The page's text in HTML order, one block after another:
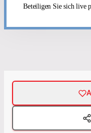
Beteiligen Sie sich live